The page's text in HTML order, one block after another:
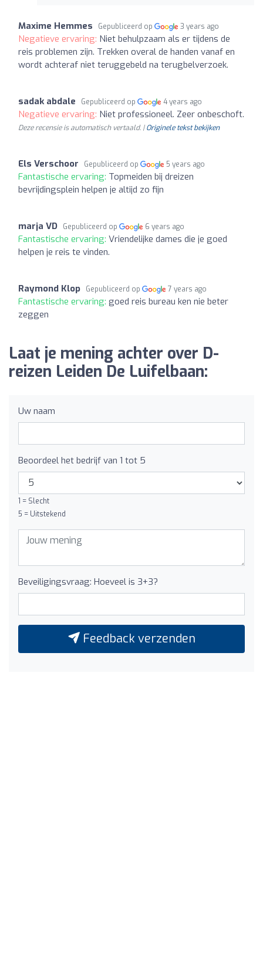
Maxime Hemmes Gepubliceerd op 3 years ago
Negatieve ervaring: Niet behulpzaam als er tijdens de
reis problemen zijn. Trekken overal de handen vanaf en
wordt achteraf niet teruggebeld na terugbelverzoek.
sadak abdale Gepubliceerd op 4 years ago
Negatieve ervaring: Niet professioneel. Zeer onbeschoft.
Deze recensie is automatisch vertaald. |Originele tekst bekijken
Els Verschoor Gepubliceerd op 5 years ago
Fantastische ervaring: Topmeiden bij dreizen
bevrijdingsplein helpen je altijd zo fijn
marja VD Gepubliceerd op 6 years ago
Fantastische ervaring: Vriendelijke dames die je goed
helpen je reis te vinden.
Raymond Klop Gepubliceerd op 7 years ago
Fantastische ervaring: goed reis bureau ken nie beter
zeggen
Laat je mening achter over D-
reizen Leiden De Luifelbaan:
Uw naam
Beoordeel het bedrijf van 1 tot 5
1 = Slecht
5 = Uitstekend
Beveiligingsvraag: Hoeveel is 3+3?
Feedback verzenden